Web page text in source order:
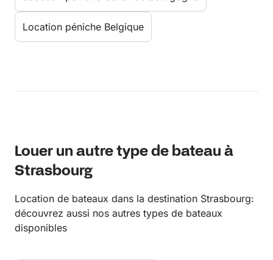
Location péniche Belgique
Louer un autre type de bateau à
Strasbourg
Location de bateaux dans la destination Strasbourg:
découvrez aussi nos autres types de bateaux
disponibles